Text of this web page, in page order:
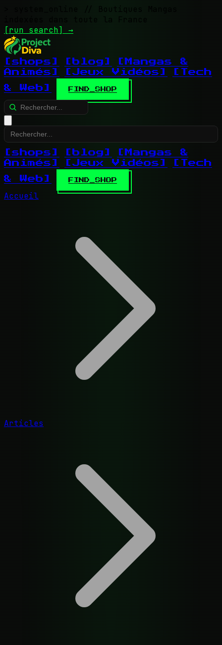
// Boutiques Mangas
indexées dans toute la France
[run search] →
[shops] [blog]
[Mangas &
Animés]
[Jeux Vidéos]
[Tech
& Web]
FIND_SHOP
[shops] [blog]
[Mangas &
Animés]
[Jeux Vidéos]
[Tech
& Web]
FIND_SHOP
Accueil
Articles